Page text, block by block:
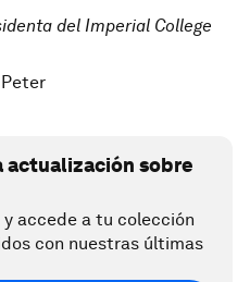
del Imperial College
Peter
actualización sobre
accede a tu colección
con nuestras últimas